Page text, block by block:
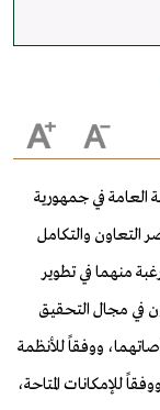
العامة في جمهورية
التعاون والتكامل
منهما في تطوير
في مجال التحقيق
ووفقاً للأنظمة
للإمكانات المتاحة،